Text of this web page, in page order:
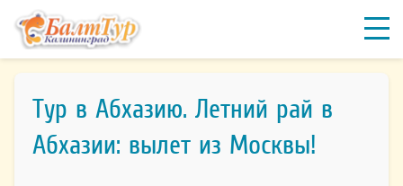
Тур в Абхазию. Летний рай в
Абхазии: вылет из Москвы!